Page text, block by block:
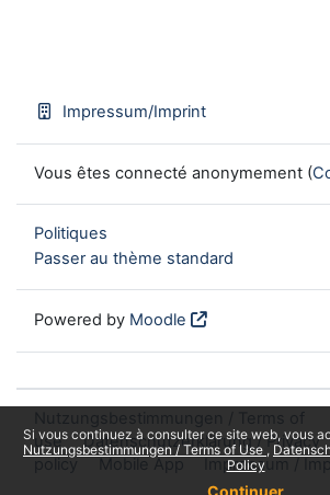
Si vous continuez à consulter ce site web, vous
Nutzungsbestimmungen / Terms of Use
Policy
Continuer
Impressum/Imprint
Vous êtes connecté anonymement (
Politiques
Passer au thème standard
Powered by Moodle
use
Datenschutzerklärung / Privacy
policy
Mobile App Impressum /